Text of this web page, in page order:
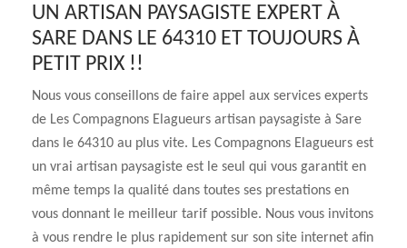
UN ARTISAN PAYSAGISTE EXPERT À
SARE DANS LE 64310 ET TOUJOURS À
PETIT PRIX !!
Nous vous conseillons de faire appel aux services experts
de Les Compagnons Elagueurs artisan paysagiste à Sare
dans le 64310 au plus vite. Les Compagnons Elagueurs est
un vrai artisan paysagiste est le seul qui vous garantit en
même temps la qualité dans toutes ses prestations en
vous donnant le meilleur tarif possible. Nous vous invitons
à vous rendre le plus rapidement sur son site internet afin